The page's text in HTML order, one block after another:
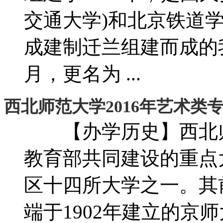
交通大学)和北京铁道
成建制迁兰组建而成
月，更名为 ...
西北师范大学2016年艺术类
【办学历史】西北
教育部共同建设的重
区十四所大学之一。
端于1902年建立的京